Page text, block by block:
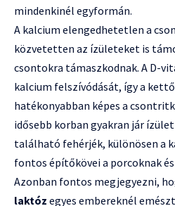
mindenkinél egyformán.
A kalcium elengedhetetlen a
közvetetten az ízületeket is
csontokra támaszkodnak. A D-
kalcium felszívódását, így a
hatékonyabban képes a
idősebb korban gyakran jár
található fehérjék, különösen a
fontos építőkövei a porcoknak
Azonban fontos megjegyezni,
laktóz egyes embereknél